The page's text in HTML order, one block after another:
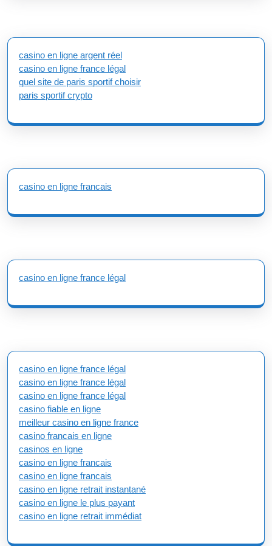
casino en ligne argent réel
casino en ligne france légal
quel site de paris sportif choisir
paris sportif crypto
casino en ligne francais
casino en ligne france légal
casino en ligne france légal
casino en ligne france légal
casino en ligne france légal
casino fiable en ligne
meilleur casino en ligne france
casino francais en ligne
casinos en ligne
casino en ligne francais
casino en ligne francais
casino en ligne retrait instantané
casino en ligne le plus payant
casino en ligne retrait immédiat